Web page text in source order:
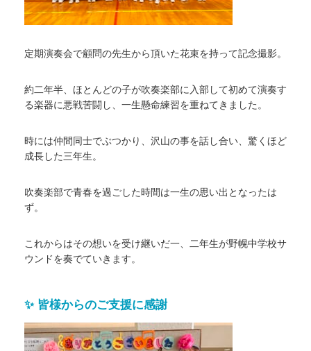
定期演奏会で顧問の先生から頂いた花束を持って記念撮影。
約二年半、ほとんどの子が吹奏楽部に入部して初めて演奏す
る楽器に悪戦苦闘し、一生懸命練習を重ねてきました。
時には仲間同士でぶつかり、沢山の事を話し合い、驚くほど
成長した三年生。
吹奏楽部で青春を過ごした時間は一生の思い出となったは
ず。
これからはその想いを受け継いだ一、二年生が野幌中学校サ
ウンドを奏でていきます。
✨ 皆様からのご支援に感謝